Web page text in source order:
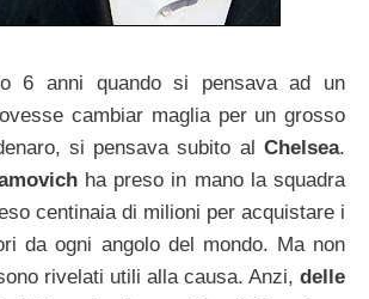
6 anni quando si pensava ad un
cambiar maglia per un grosso
si pensava subito al Chelsea.
ha preso in mano la squadra
centinaia di milioni per acquistare i
da ogni angolo del mondo. Ma non
rivelati utili alla causa. Anzi, delle